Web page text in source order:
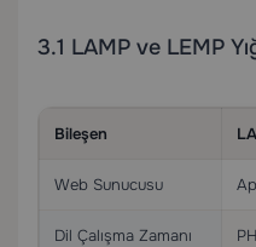
3.1 LAMP ve LEMP
Bileşen
Web Sunucusu
Dil Çalışma Zamanı